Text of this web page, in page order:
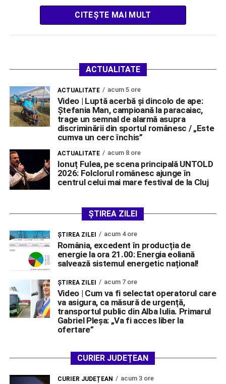
CITEȘTE MAI MULT
ACTUALITATE
ACTUALITATE acum 5 ore
Video | Luptă acerbă și dincolo de ape:
Ștefania Man, campioană la paracaiac,
trage un semnal de alarmă asupra
discriminării din sportul românesc / „Este
cumva un cerc închis”
ACTUALITATE acum 8 ore
Ionuț Fulea, pe scena principală UNTOLD
2026: Folclorul românesc ajunge în
centrul celui mai mare festival de la Cluj
ȘTIREA ZILEI
ŞTIREA ZILEI acum 4 ore
România, excedent în producția de
energie la ora 21.00: Energia eoliană
salvează sistemul energetic național!
ŞTIREA ZILEI acum 7 ore
Video | Cum va fi selectat operatorul care
va asigura, ca măsură de urgență,
transportul public din Alba Iulia. Primarul
Gabriel Pleșa: „Va fi acces liber la
ofertare”
CURIER JUDEȚEAN
CURIER JUDEȚEAN acum 3 ore